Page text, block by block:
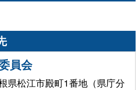
員会
松江市殿町1番地（県庁分